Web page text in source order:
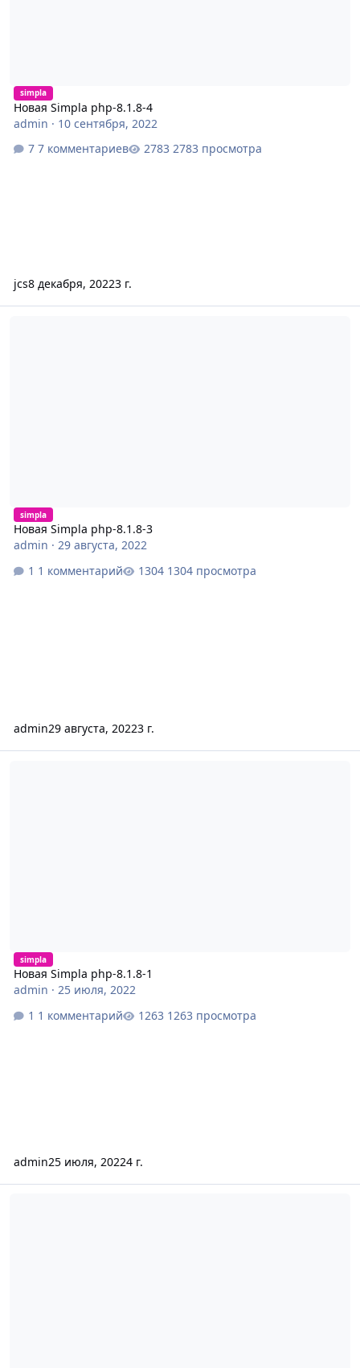
simpla
Новая Simpla php-8.1.8-4
admin · 10 сентября, 2022
7 комментариев
2783 просмотра
jcs8 декабря, 20223 г.
simpla
Новая Simpla php-8.1.8-3
admin · 29 августа, 2022
1 комментарий
1304 просмотра
admin29 августа, 20223 г.
simpla
Новая Simpla php-8.1.8-1
admin · 25 июля, 2022
1 комментарий
1263 просмотра
admin25 июля, 20224 г.